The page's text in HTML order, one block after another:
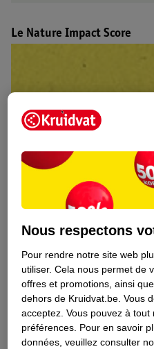
Le Nature Impact Score
Nous respectons
Pour rendre notre site web
utiliser. Cela nous permet de
offres et promotions, ainsi
dehors de Kruidvat.be. Vous
acceptez. Vous pouvez à
préférences. Pour en savoir
données, veuillez consulter